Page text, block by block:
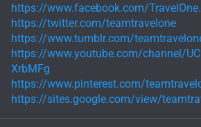
https://www.facebook.com/
https://twitter.com/teamtravelone
https://www.tumblr.com/
https://www.youtube.com/channel/
XrbMFg
https://www.pinterest.com/
https://sites.google.com/view/